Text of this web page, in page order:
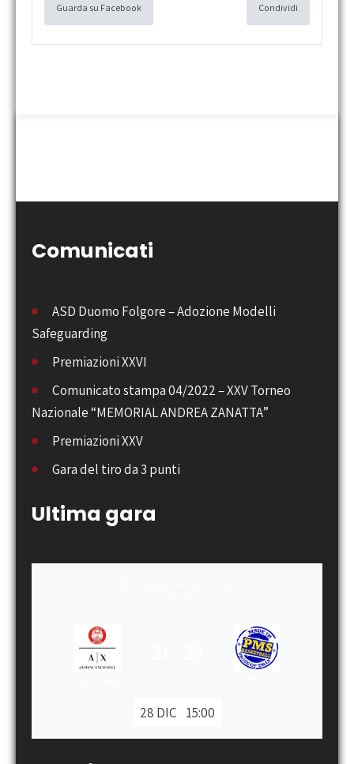
Guarda su Facebook Condividi
Comunicati
ASD Duomo Folgore – Adozione Modelli
Safeguarding
Premiazioni XXVI
Comunicato stampa 04/2022 – XXV Torneo
Nazionale “MEMORIAL ANDREA ZANATTA”
Premiazioni XXV
Gara del tiro da 3 punti
Ultima gara
28 DIC 15:00